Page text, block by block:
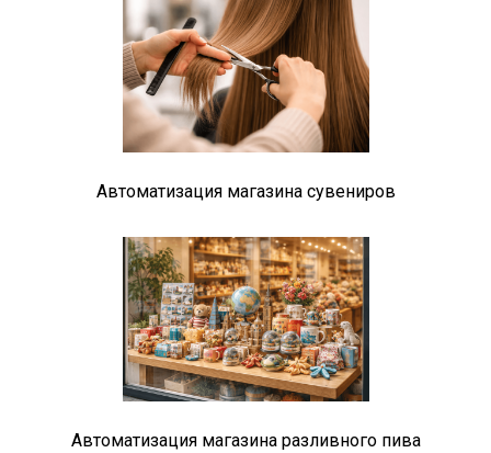
Автоматизация магазина сувениров
Автоматизация магазина разливного пива